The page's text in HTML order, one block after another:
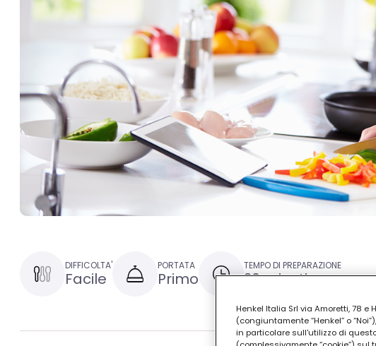
DIFFICOLTA'
Facile
PORTATA
Primo
TEMPO DI PREPARAZIONE
30 minuti
Henkel Italia Srl via Amoretti, 78 e
(congiuntamente “Henkel” o
in particolare sull'utilizzo di